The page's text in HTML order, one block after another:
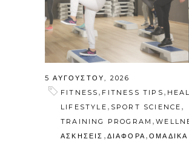
5 ΑΥΓΟΎΣΤΟΥ, 2026
FITNESS , FITNESS TIPS ,
LIFESTYLE , SPORT SCIENCE ,
TRAINING PROGRAM ,
ΑΣΚΗΣΕΙΣ , ΔΙΑΦΟΡΑ ,ΟΜΑΔΙΚΑ